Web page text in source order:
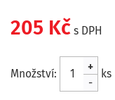
205 Kč s DPH
Množství:
-
+
ks